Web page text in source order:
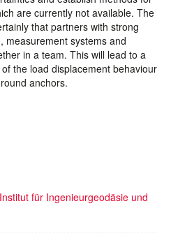
are currently not available. The
that partners with strong
measurement systems and
in a team. This will lead to a
the load displacement behaviour
anchors.
für Ingenieurgeodäsie und